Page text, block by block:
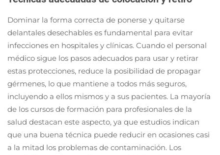
Dominar la forma correcta de ponerse y quitarse
delantales desechables es fundamental para evitar
infecciones en hospitales y clínicas. Cuando el personal
médico sigue los pasos adecuados para usar y retirar
estas protecciones, reduce la posibilidad de propagar
gérmenes, lo que mantiene a todos más seguros,
incluyendo a ellos mismos y a sus pacientes. La mayoría
de los cursos de formación para profesionales de la
salud destacan este aspecto, ya que estudios indican
que una buena técnica puede reducir en ocasiones casi
a la mitad los problemas de contaminación. Los